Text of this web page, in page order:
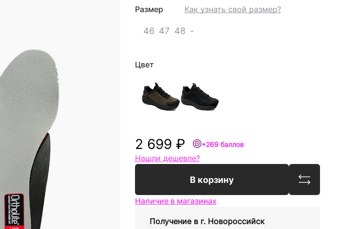
Размер
Как узнать свой размер?
46 47 48 -
Цвет
2 699 ₽ +269 баллов
Нашли дешевле?
В корзину Сравнить
Наличие в магазинах
Получение в г. Новороссийск